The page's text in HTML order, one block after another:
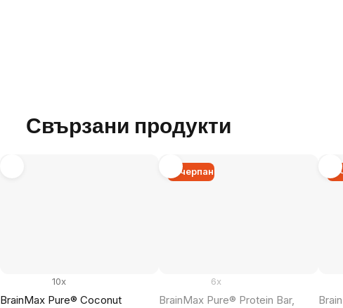
Свързани продукти
BrainMax Pure® Coconut
10x
Изчерпан
BrainMax Pure® Protein Bar,
6x